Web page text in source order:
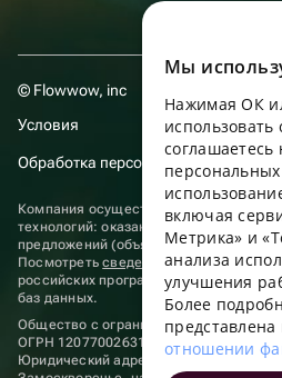
© Flowwow, inc
Условия
Обработка персональных данных
Компания осуществляет
технологий: оказание услуг в сети
предложений (объявлений) продавцов
Посмотретьсведения о программах,
российских программ для
баз данных.
Общество с ограниченной
ОГРН 1207700263198, ИНН
Юридический адрес: г. Москва,
Мы
Нажимая ОК
использовать
соглашаетесь
включая
Метрика» и
анализа
улучшения
Более
представлена
отношении